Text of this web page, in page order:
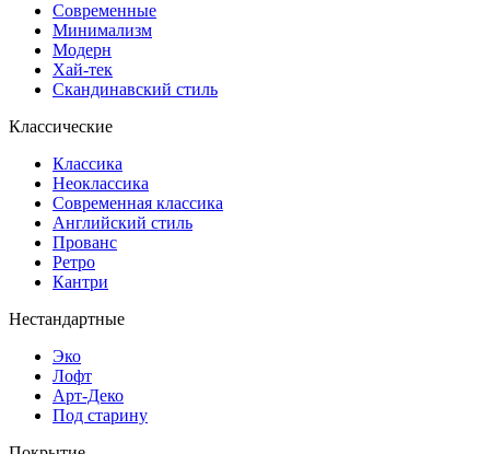
Современные
Минимализм
Модерн
Хай-тек
Скандинавский стиль
Классические
Классика
Неоклассика
Современная классика
Английский стиль
Прованс
Ретро
Кантри
Нестандартные
Эко
Лофт
Арт-Деко
Под старину